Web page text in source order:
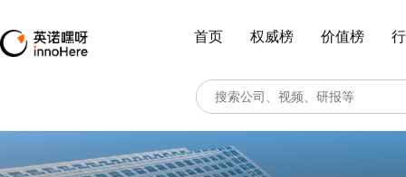
首页 权威榜 价值榜